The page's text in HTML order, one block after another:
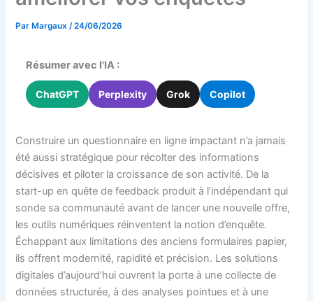
ParMargaux /24/06/2026
Résumer avec l'IA :
ChatGPT Perplexity Grok Copilot
Construire un questionnaire en ligne impactant n’a jamais
été aussi stratégique pour récolter des informations
décisives et piloter la croissance de son activité. De la
start-up en quête de feedback produit à l’indépendant qui
sonde sa communauté avant de lancer une nouvelle offre,
les outils numériques réinventent la notion d’enquête.
Échappant aux limitations des anciens formulaires papier,
ils offrent modernité, rapidité et précision. Les solutions
digitales d’aujourd’hui ouvrent la porte à une collecte de
données structurée, à des analyses pointues et à une